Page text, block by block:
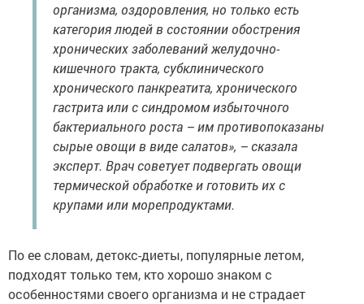
организма, оздоровления, но только есть
категория людей в состоянии обострения
хронических заболеваний желудочно-
кишечного тракта, субклинического
хронического панкреатита, хронического
гастрита или с синдромом избыточного
бактериального роста – им противопоказаны
сырые овощи в виде салатов», – сказала
эксперт. Врач советует подвергать овощи
термической обработке и готовить их с
крупами или морепродуктами.
По ее словам, детокс-диеты, популярные летом,
подходят только тем, кто хорошо знаком с
особенностями своего организма и не страдает